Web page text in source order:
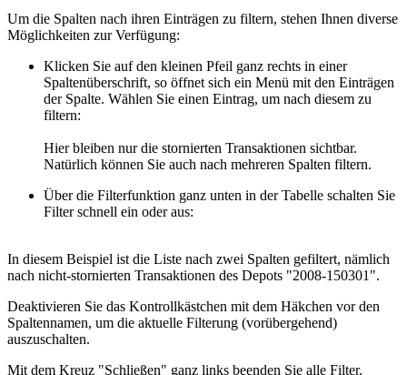
Um die Spalten nach ihren Einträgen zu filtern, stehen Ihnen diverse
Möglichkeiten zur Verfügung:
Klicken Sie auf den kleinen Pfeil ganz rechts in einer
Spaltenüberschrift, so öffnet sich ein Menü mit den Einträgen
der Spalte. Wählen Sie einen Eintrag, um nach diesem zu
filtern:
Hier bleiben nur die stornierten Transaktionen sichtbar.
Natürlich können Sie auch nach mehreren Spalten filtern.
Über die Filterfunktion ganz unten in der Tabelle schalten Sie
Filter schnell ein oder aus:
In diesem Beispiel ist die Liste nach zwei Spalten gefiltert, nämlich
nach nicht-stornierten Transaktionen des Depots "2008-150301".
Deaktivieren Sie das Kontrollkästchen mit dem Häkchen vor den
Spaltennamen, um die aktuelle Filterung (vorübergehend)
auszuschalten.
Mit dem Kreuz "Schließen" ganz links beenden Sie alle Filter.